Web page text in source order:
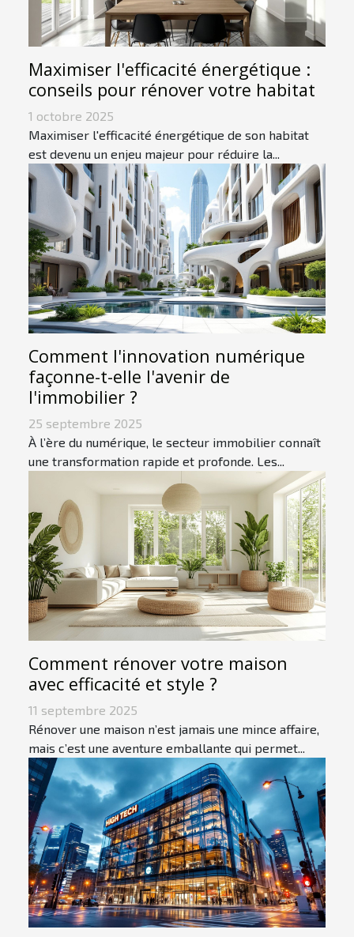
Maximiser l'efficacité énergétique :
conseils pour rénover votre habitat
1 octobre 2025
Maximiser l'efficacité énergétique de son habitat
est devenu un enjeu majeur pour réduire la...
Comment l'innovation numérique
façonne-t-elle l'avenir de
l'immobilier ?
25 septembre 2025
À l’ère du numérique, le secteur immobilier connaît
une transformation rapide et profonde. Les...
Comment rénover votre maison
avec efficacité et style ?
11 septembre 2025
Rénover une maison n’est jamais une mince affaire,
mais c’est une aventure emballante qui permet...